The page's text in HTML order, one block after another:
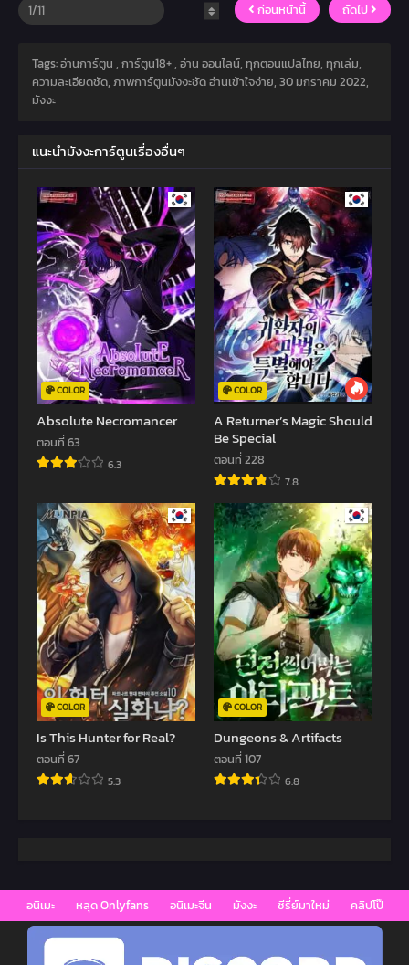
ก่อนหน้านี้ ถัดไป
Tags: อ่านการ์ตูน , การ์ตูน18+ , อ่าน ออนไลน์, ทุกตอนแปลไทย, ทุกเล่ม,
ความละเอียดชัด, ภาพการ์ตูนมังงะชัด อ่านเข้าใจง่าย, 30 มกราคม 2022,
มังงะ
แนะนำมังงะการ์ตูนเรื่องอื่นๆ
COLOR
Absolute Necromancer
ตอนที่ 63
6.3
COLOR
A Returner’s Magic Should
Be Special
ตอนที่ 228
7.8
COLOR
Is This Hunter for Real?
ตอนที่ 67
5.3
COLOR
Dungeons & Artifacts
ตอนที่ 107
6.8
อนิเมะ หลุด Onlyfans อนิเมะจีน มังงะ ซีรี่ย์มาใหม่ คลิปโป๊